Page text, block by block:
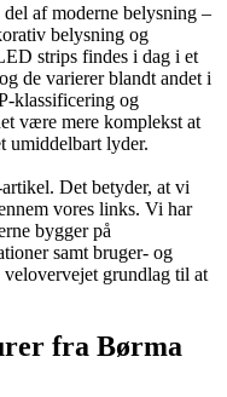
af moderne belysning –
belysning og
strips findes i dag i et
de varierer blandt andet i
klassificering og
være mere komplekst at
umiddelbart lyder.
Det betyder, at vi
vores links. Vi har
bygger på
samt bruger- og
velovervejet grundlag til at
fra Børma